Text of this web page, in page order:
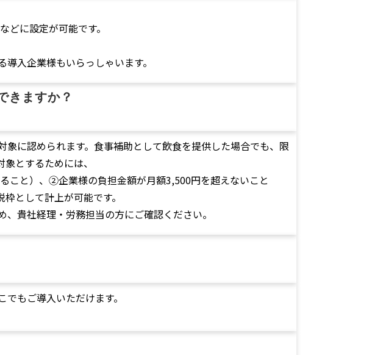
に設定が可能です。
入企業様もいらっしゃいます。
きますか？
に認められます。食事補助として飲食を提供した場合でも、限
とするためには、
こと）、②企業様の負担金額が月額3,500円を超えないこと
として計上が可能です。
貴社経理・労務担当の方にご確認ください。
もご導入いただけます。